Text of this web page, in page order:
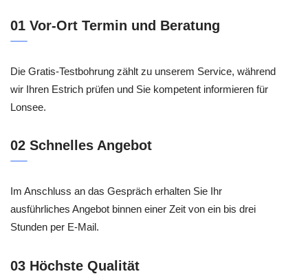
01 Vor-Ort Termin und Beratung
Die Gratis-Testbohrung zählt zu unserem Service, während
wir Ihren Estrich prüfen und Sie kompetent informieren für
Lonsee.
02 Schnelles Angebot
Im Anschluss an das Gespräch erhalten Sie Ihr
ausführliches Angebot binnen einer Zeit von ein bis drei
Stunden per E-Mail.
03 Höchste Qualität